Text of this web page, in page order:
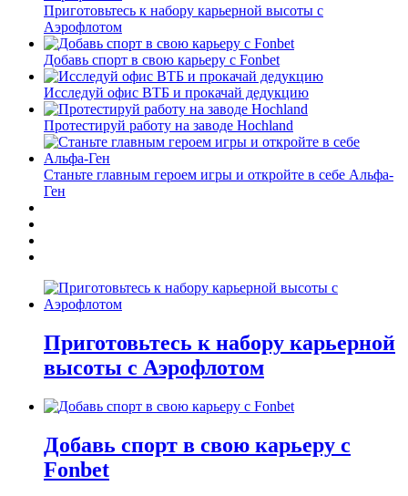
Приготовьтесь к набору карьерной высоты с
Аэрофлотом
Добавь спорт в свою карьеру с Fonbet
Исследуй офис ВТБ и прокачай дедукцию
Протестируй работу на заводе Hochland
Станьте главным героем игры и откройте в себе Альфа-
Ген
Приготовьтесь к набору карьерной
высоты с Аэрофлотом
Добавь спорт в свою карьеру с
Fonbet